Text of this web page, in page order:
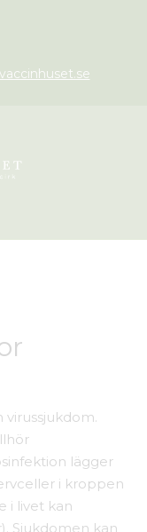
lägger
i kroppen
i livet kan
Sjukdomen kan